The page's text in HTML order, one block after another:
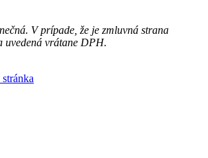
V prípade, že je zmluvná strana
uvedená vrátane DPH.